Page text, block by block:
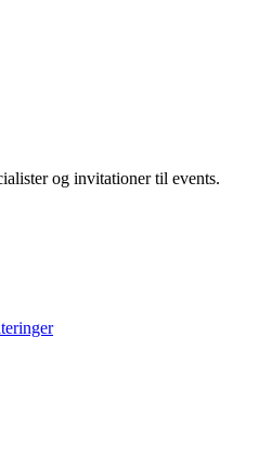
og invitationer til events.